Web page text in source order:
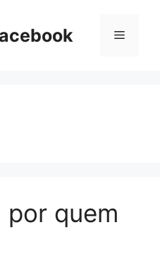
Menu
por quem